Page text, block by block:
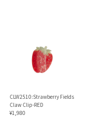
CLW2510:Strawberry Fields
Claw Clip-RED
¥1,980